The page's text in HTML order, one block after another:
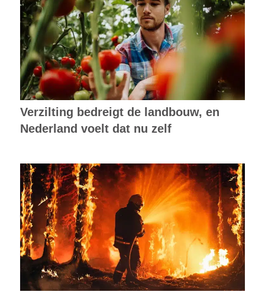
Verzilting bedreigt de landbouw, en
Nederland voelt dat nu zelf